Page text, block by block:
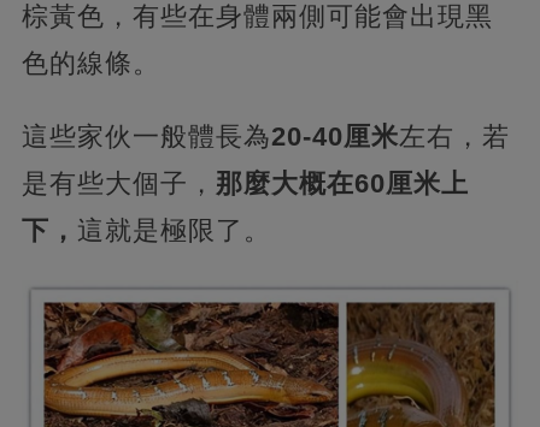
棕黃色，有些在身體兩側可能會出現黑
色的線條。
這些家伙一般體長為20-40厘米左右，若
是有些大個子， 那麼大概在60厘米上
下， 這就是極限了。